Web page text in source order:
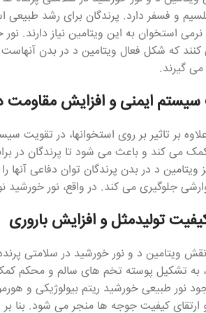
و فسفر دارد. پرندگان برای رشد
کنند که شکل فعال ویتامین د در بدن
می گیرند.
ایمنی و افزایش مقاومت
بر تاثیر بر روی استخوانها، در تقویت
می کند و باعث می شود تا پرندگان در
د در بدن پرندگان توان دفاعی
جلوگیری می کند. در واقع، نور
تولیدمثل و افزایش باروری
ویتامین د و نور خورشید در سلامتی
به تشکیل پوسته تخم های سالم و محکم
نور طبیعی خورشید ریتم بیولوژیکی و
کیفیت جوجه ها منجر می شود. بنا بر